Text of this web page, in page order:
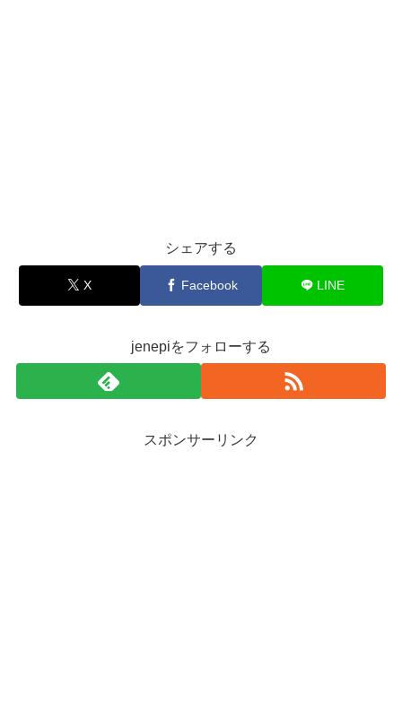
シェアする
X Facebook LINE
jenepiをフォローする
スポンサーリンク